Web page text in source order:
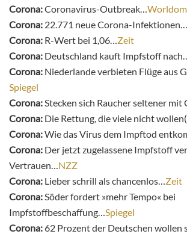
Corona:Coronavirus-Outbreak…
Corona: 22.771 neue Corona-Infektionen…
Corona: R-Wert bei 1,06…Zeit
Corona: Deutschland kauft Impfstoff
Corona: Niederlande verbieten Flüge aus
Spiegel
Corona:Stecken sich Raucher seltener mit
Corona: Die Rettung, die viele nicht
Corona:Wie das Virus dem Impftod
Corona: Der jetzt zugelassene Impfstoff
Vertrauen…NZZ
Corona: Lieber schrill als chancenlos…Zeit
Corona:Söder fordert »mehr Tempo« bei
Impfstoffbeschaffung…Spiegel
Corona:62 Prozent der Deutschen wollen